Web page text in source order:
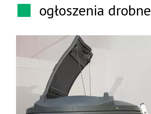
ogłoszenia drobne